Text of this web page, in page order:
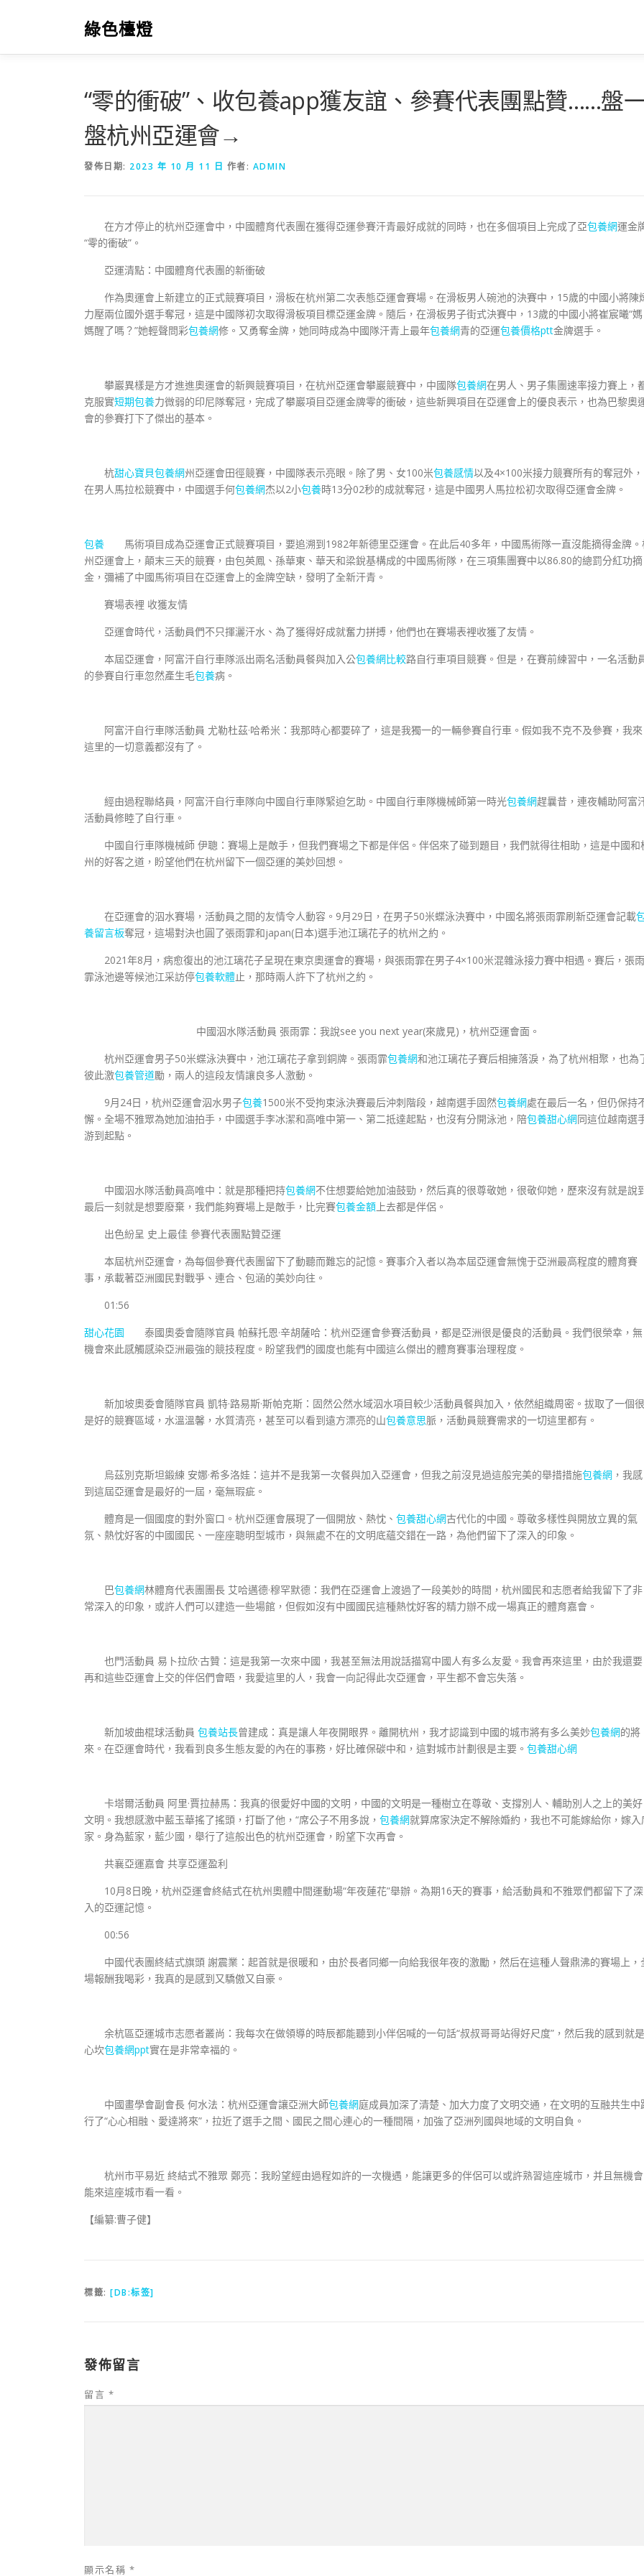
要
綠色檯燈
“零的衝破”、收包養app獲友誼、參賽代表團點贊……盤
盤杭州亞運會→
發佈日期: 2023 年 10 月 11 日 作者: ADMIN
在方才停止的杭州亞運會中，中國體育代表團在獲得亞運參賽汗青最好成就的同時，也在多個項目上完成了亞包養網運金
“零的衝破”。
亞運清點：中國體育代表團的新衝破
作為奧運會上新建立的正式競賽項目，滑板在杭州第二次表態亞運會賽場。在滑板男人碗池的決賽中，15歲的中國小將陳
力壓兩位國外選手奪冠，這是中國隊初次取得滑板項目標亞運金牌。隨后，在滑板男子街式決賽中，13歲的中國小將崔宸曦“媽
媽醒了嗎？”她輕聲問彩包養網修。又勇奪金牌，她同時成為中國隊汗青上最年包養網青的亞運包養價格ptt金牌選手。
攀巖異樣是方才進進奧運會的新興競賽項目，在杭州亞運會攀巖競賽中，中國隊包養網在男人、男子集團速率接力賽上，
克服實短期包養力微弱的印尼隊奪冠，完成了攀巖項目亞運金牌零的衝破，這些新興項目在亞運會上的優良表示，也為巴黎奧
會的參賽打下了傑出的基本。
杭甜心寶貝包養網州亞運會田徑競賽，中國隊表示亮眼。除了男、女100米包養感情以及4×100米接力競賽所有的奪冠外，
在男人馬拉松競賽中，中國選手何包養網杰以2小包養時13分02秒的成就奪冠，這是中國男人馬拉松初次取得亞運會金牌。
包養 馬術項目成為亞運會正式競賽項目，要追溯到1982年新德里亞運會。在此后40多年，中國馬術隊一直沒能摘得金牌。
州亞運會上，顛末三天的競賽，由包英鳳、孫華東、華天和梁銳基構成的中國馬術隊，在三項集團賽中以86.80的總罰分紅功摘
金，彌補了中國馬術項目在亞運會上的金牌空缺，發明了全新汗青。
賽場表裡 收獲友情
亞運會時代，活動員們不只揮灑汗水、為了獲得好成就奮力拼搏，他們也在賽場表裡收獲了友情。
本屆亞運會，阿富汗自行車隊派出兩名活動員餐與加入公包養網比較路自行車項目競賽。但是，在賽前練習中，一名活動
的參賽自行車忽然產生毛包養病。
阿富汗自行車隊活動員 尤勒杜茲·哈希米：我那時心都要碎了，這是我獨一的一輛參賽自行車。假如我不克不及參賽，我來
這里的一切意義都沒有了。
經由過程聯絡員，阿富汗自行車隊向中國自行車隊緊迫乞助。中國自行車隊機械師第一時光包養網趕曩昔，連夜輔助阿富
活動員修睦了自行車。
中國自行車隊機械師 伊聰：賽場上是敵手，但我們賽場之下都是伴侶。伴侶來了碰到題目，我們就得往相助，這是中國和
州的好客之道，盼望他們在杭州留下一個亞運的美妙回想。
在亞運會的泅水賽場，活動員之間的友情令人動容。9月29日，在男子50米蝶泳決賽中，中國名將張雨霏刷新亞運會記載
養留言板奪冠，這場對決也圓了張雨霏和japan(日本)選手池江璃花子的杭州之約。
2021年8月，病愈復出的池江璃花子呈現在東京奧運會的賽場，與張雨霏在男子4×100米混雜泳接力賽中相遇。賽后，張雨
霏泳池邊等候池江采訪停包養軟體止，那時兩人許下了杭州之約。
中國泅水隊活動員 張雨霏：我說see you next year(來歲見)，杭州亞運會面。
杭州亞運會男子50米蝶泳決賽中，池江璃花子拿到銅牌。張雨霏包養網和池江璃花子賽后相擁落淚，為了杭州相聚，也為
彼此激包養管道勵，兩人的這段友情讓良多人激動。
9月24日，杭州亞運會泅水男子包養1500米不受拘束泳決賽最后沖刺階段，越南選手固然包養網處在最后一名，但仍保持
懈。全場不雅眾為她加油拍手，中國選手李冰潔和高唯中第一、第二抵達起點，也沒有分開泳池，陪包養甜心網同這位越南選
游到起點。
中國泅水隊活動員高唯中：就是那種把持包養網不住想要給她加油鼓勁，然后真的很尊敬她，很敬仰她，歷來沒有就是說
最后一刻就是想要廢棄，我們能夠賽場上是敵手，比完賽包養金額 上去都是伴侶。
出色紛呈 史上最佳 參賽代表團點贊亞運
本屆杭州亞運會，為每個參賽代表團留下了動聽而難忘的記憶。賽事介入者以為本屆亞運會無愧于亞洲最高程度的體育賽
事，承載著亞洲國民對戰爭、連合、包涵的美妙向往。
01:56
甜心花園 泰國奧委會隨隊官員 帕蘇托恩·辛胡薩哈：杭州亞運會參賽活動員，都是亞洲很是優良的活動員。我們很榮幸，無
機會來此感觸感染亞洲最強的競技程度。盼望我們的國度也能有中國這么傑出的體育賽事治理程度。
新加坡奧委會隨隊官員 凱特·路易斯·斯帕克斯：固然公然水域泅水項目較少活動員餐與加入，依然組織周密。拔取了一個很
是好的競賽區域，水溫溫馨，水質清亮，甚至可以看到遠方漂亮的山包養意思脈，活動員競賽需求的一切這里都有。
烏茲別克斯坦鍛練 安娜·希多洛娃：這并不是我第一次餐與加入亞運會，但我之前沒見過這般完美的舉措措施包養網 ，我感
到這屆亞運會是最好的一屆，毫無瑕疵。
體育是一個國度的對外窗口。杭州亞運會展現了一個開放、熱忱、 包養甜心網古代化的中國。尊敬多樣性與開放立異的氣
氛、熱忱好客的中國國民、一座座聰明型城市，與無處不在的文明底蘊交錯在一路，為他們留下了深入的印象。
巴包養網林體育代表團團長 艾哈邁德·穆罕默德：我們在亞運會上渡過了一段美妙的時間，杭州國民和志愿者給我留下了非
常深入的印象，或許人們可以建造一些場館，但假如沒有中國國民這種熱忱好客的精力辦不成一場真正的體育嘉會。
也門活動員 易卜拉欣·古贊：這是我第一次來中國，我甚至無法用說話描寫中國人有多么友愛。我會再來這里，由於我還要
再和這些亞運會上交的伴侶們會晤，我愛這里的人，我會一向記得此次亞運會，平生都不會忘失落。
新加坡曲棍球活動員 包養站長曾建成：真是讓人年夜開眼界。離開杭州，我才認識到中國的城市將有多么美妙包養網的將
來。在亞運會時代，我看到良多生態友愛的內在的事務，好比確保碳中和，這對城市計劃很是主要。 包養甜心網
卡塔爾活動員 阿里·賈拉赫馬：我真的很愛好中國的文明，中國的文明是一種樹立在尊敬、支撐別人、輔助別人之上的美好
文明。我想感激中藍玉華搖了搖頭，打斷了他，“席公子不用多說， 包養網就算席家決定不解除婚約，我也不可能嫁給你，嫁入
家。身為藍家，藍少國，舉行了這般出色的杭州亞運會，盼望下次再會。
共襄亞運嘉會 共享亞運盈利
10月8日晚，杭州亞運會終結式在杭州奧體中間運動場“年夜蓮花”舉辦。為期16天的賽事，給活動員和不雅眾們都留下了深
入的亞運記憶。
00:56
中國代表團終結式旗頭 謝震業：起首就是很暖和，由於長者同鄉一向給我很年夜的激勵，然后在這種人聲鼎沸的賽場上，
場報酬我喝彩，我真的是感到又驕傲又自豪。
余杭區亞運城市志愿者叢尚：我每次在做領導的時辰都能聽到小伴侶喊的一句話“叔叔哥哥站得好尺度”，然后我的感到就是
心坎包養網ppt實在是非常幸福的。
中國畫學會副會長 何水法：杭州亞運會讓亞洲大師包養網庭成員加深了清楚、加大力度了文明交通，在文明的互融共生中
行了“心心相融、愛達將來”，拉近了選手之間、國民之間心連心的一種間隔，加強了亞洲列國與地域的文明自負。
杭州市平易近 終結式不雅眾 鄭亮：我盼望經由過程如許的一次機遇，能讓更多的伴侶可以或許熟習這座城市，并且無機會
能來這座城市看一看。
【編纂:曹子健】
標籤: [DB:标签]
發佈留言
留言 *
顯示名稱 *